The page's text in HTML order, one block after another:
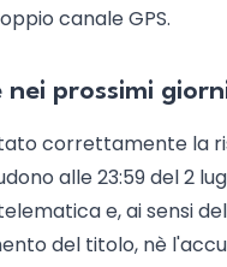
canale GPS.
prossimi
correttamente la
alle 23:59 del 2
e, ai sensi
del titolo, nè